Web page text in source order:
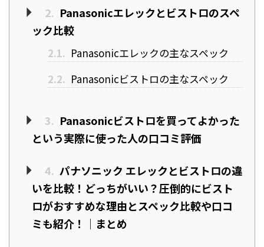
2. Panasonicエレックとビストロのスペ
ック比較
2.1. Panasonicエレックの主なスペック
2.2. Panasonicビストロの主なスペック
3. Panasonicビストロを買ってよかった
という実際に使った人の口コミ評価
4. パナソニック エレックとビストロの違
いを比較！どっちがいい？圧倒的にビスト
ロがおすすめな理由とスペック比較や口コ
ミも紹介！｜まとめ